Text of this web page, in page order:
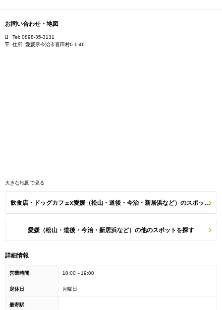
お問い合わせ・地図
Tel: 0898-35-3131
住所: 愛媛県今治市喜田村6-1-46
大きな地図で見る
飲食店・ドッグカフェx愛媛（松山・道後・今治・新居浜など）のスポット一覧
愛媛（松山・道後・今治・新居浜など）の他のスポットを探す
詳細情報
営業時間 10:00～19:00
定休日 月曜日
最寄駅